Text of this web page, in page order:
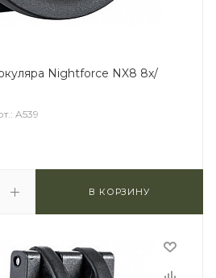
Nightforce NX8 8x/
A539
В КОРЗИНУ